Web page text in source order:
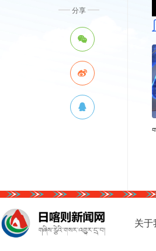
分享
关于